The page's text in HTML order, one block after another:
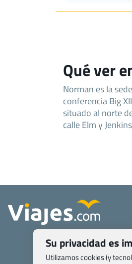
Qué ver
Norman es la
conferencia Big
situado al norte
calle Elm y
Su privacidad es
Utilizamos cookies (y